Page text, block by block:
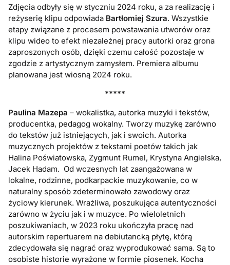
Zdjęcia odbyły się w styczniu 2024 roku, a za realizację i
reżyserię klipu odpowiada Bartłomiej Szura. Wszystkie
etapy związane z procesem powstawania utworów oraz
klipu wideo to efekt niezależnej pracy autorki oraz grona
zaproszonych osób, dzięki czemu całość pozostaje w
zgodzie z artystycznym zamysłem. Premiera albumu
planowana jest wiosną 2024 roku.
*****
Paulina Mazepa – wokalistka, autorka muzyki i tekstów,
producentka, pedagog wokalny. Tworzy muzykę zarówno
do tekstów już istniejących, jak i swoich. Autorka
muzycznych projektów z tekstami poetów takich jak
Halina Poświatowska, Zygmunt Rumel, Krystyna Angielska,
Jacek Hadam. Od wczesnych lat zaangażowana w
lokalne, rodzinne, podkarpackie muzykowanie, co w
naturalny sposób zdeterminowało zawodowy oraz
życiowy kierunek. Wrażliwa, poszukująca autentyczności
zarówno w życiu jak i w muzyce. Po wieloletnich
poszukiwaniach, w 2023 roku ukończyła pracę nad
autorskim repertuarem na debiutancką płytę, którą
zdecydowała się nagrać oraz wyprodukować sama. Są to
osobiste historie wyrażone w formie piosenek. Kocha